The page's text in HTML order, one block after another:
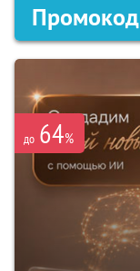
Промокод
до 64%